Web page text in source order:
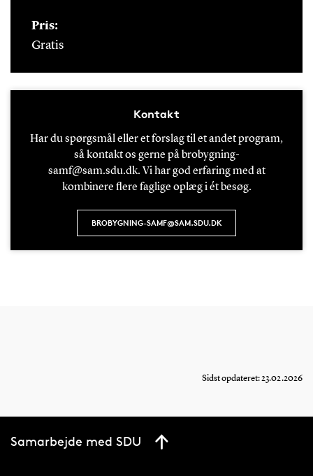
Pris:
Gratis
Kontakt
Har du spørgsmål eller et forslag til et andet program,
så kontakt os gerne på brobygning-
samf@sam.sdu.dk. Vi har god erfaring med at
kombinere flere faglige oplæg i ét besøg.
BROBYGNING-SAMF@SAM.SDU.DK
Sidst opdateret: 23.02.2026
Samarbejde med SDU